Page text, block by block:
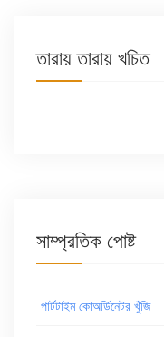
তারায় তারায় খচিত
সাম্প্রতিক পোষ্ট
পার্টটাইম কোঅর্ডিনেটর খুঁজি